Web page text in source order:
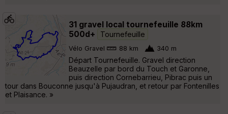
31 gravel local tournefeuille 88km
500d+
Tournefeuille
Vélo Gravel 88 km 340 m
Départ Tournefeuille. Gravel direction
Beauzelle par bord du Touch et Garonne,
puis direction Cornebarrieu, Pibrac puis un
tour dans Bouconne jusqu'à Pujaudran, et retour par Fontenilles
et Plaisance. »